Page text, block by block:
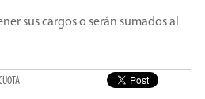
sus cargos o serán sumados al